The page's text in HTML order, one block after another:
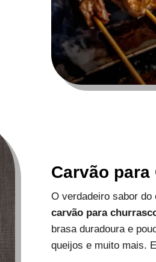
Carvão
O verdadeiro sabor
carvão para
brasa duradoura e
queijos e muito mais.